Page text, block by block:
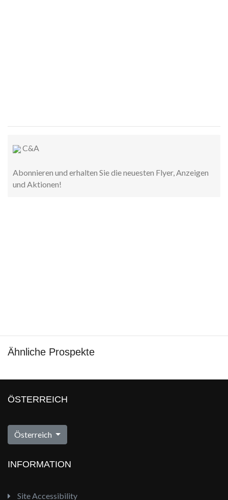
C&A
Abonnieren und erhalten Sie die neuesten Flyer, Anzeigen
und Aktionen!
Ähnliche Prospekte
ÖSTERREICH
Österreich
INFORMATION
Site Accessibility